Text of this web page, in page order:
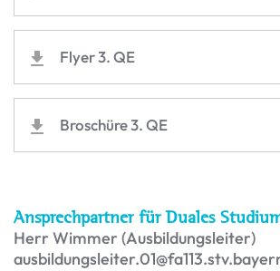
Flyer 3. QE
Broschüre 3. QE
Ansprechpartner für Duales
Herr Wimmer (Ausbildungsleiter)